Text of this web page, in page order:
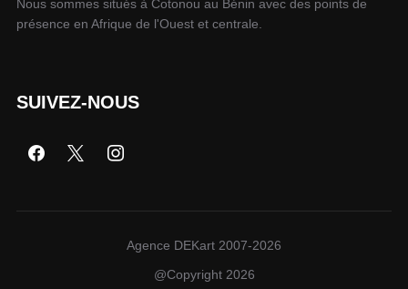
Nous sommes situés à Cotonou au Bénin avec des points de
présence en Afrique de l'Ouest et centrale.
SUIVEZ-NOUS
Agence DEKart 2007-2026
@Copyright 2026